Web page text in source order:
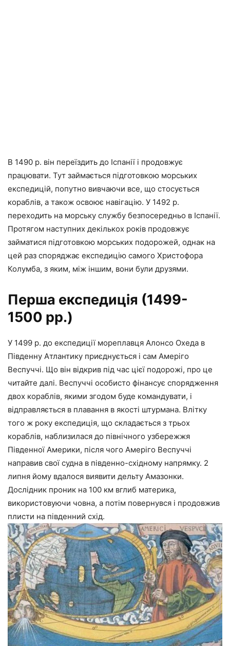
В 1490 р. він переїздить до Іспанії і продовжує
працювати. Тут займається підготовкою морських
експедицій, попутно вивчаючи все, що стосується
кораблів, а також освоює навігацію. У 1492 р.
переходить на морську службу безпосередньо в Іспанії.
Протягом наступних декількох років продовжує
займатися підготовкою морських подорожей, однак на
цей раз споряджає експедицію самого Христофора
Колумба, з яким, між іншим, вони були друзями.
Перша експедиція (1499-
1500 рр.)
У 1499 р. до експедиції мореплавця Алонсо Охеда в
Південну Атлантику приєднується і сам Амеріго
Веспуччі. Що він відкрив під час цієї подорожі, про це
читайте далі. Веспуччі особисто фінансує спорядження
двох кораблів, якими згодом буде командувати, і
відправляється в плавання в якості штурмана. Влітку
того ж року експедиція, що складається з трьох
кораблів, наблизилася до північного узбережжя
Південної Америки, після чого Амеріго Веспуччі
направив свої судна в південно-східному напрямку. 2
липня йому вдалося виявити дельту Амазонки.
Дослідник проник на 100 км вглиб материка,
використовуючи човна, а потім повернувся і продовжив
плисти на південний схід.